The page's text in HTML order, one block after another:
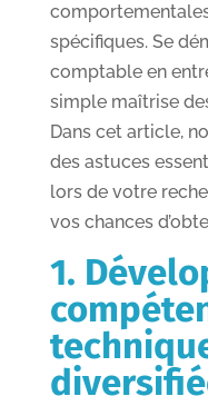
spécifiques. Se
comptable en
simple maîtrise
Dans cet article,
des astuces
lors de votre
vos chances
1.